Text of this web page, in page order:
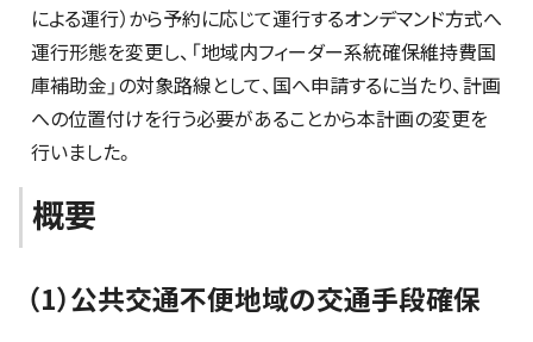
による運行）から予約に応じて運行するオンデマンド方式へ
運行形態を変更し、「地域内フィーダー系統確保維持費国
庫補助金」の対象路線として、国へ申請するに当たり、計画
への位置付けを行う必要があることから本計画の変更を
行いました。
概要
（1）公共交通不便地域の交通手段確保